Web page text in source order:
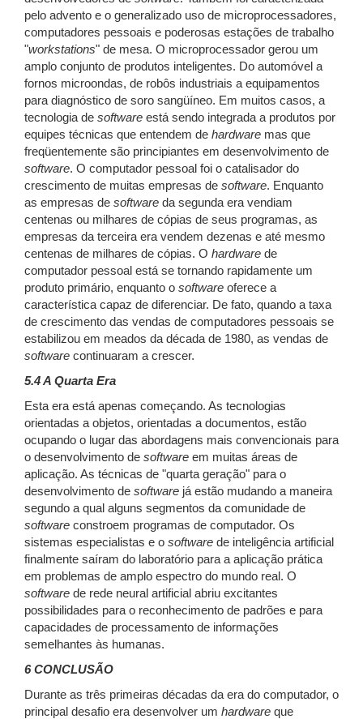
pelo advento e o generalizado uso de microprocessadores,
computadores pessoais e poderosas estações de trabalho
"workstations" de mesa. O microprocessador gerou um
amplo conjunto de produtos inteligentes. Do automóvel a
fornos microondas, de robôs industriais a equipamentos
para diagnóstico de soro sangüíneo. Em muitos casos, a
tecnologia de software está sendo integrada a produtos por
equipes técnicas que entendem de hardware mas que
freqüentemente são principiantes em desenvolvimento de
software. O computador pessoal foi o catalisador do
crescimento de muitas empresas de software. Enquanto
as empresas de software da segunda era vendiam
centenas ou milhares de cópias de seus programas, as
empresas da terceira era vendem dezenas e até mesmo
centenas de milhares de cópias. O hardware de
computador pessoal está se tornando rapidamente um
produto primário, enquanto o software oferece a
característica capaz de diferenciar. De fato, quando a taxa
de crescimento das vendas de computadores pessoais se
estabilizou em meados da década de 1980, as vendas de
software continuaram a crescer.
5.4 A Quarta Era
Esta era está apenas começando. As tecnologias
orientadas a objetos, orientadas a documentos, estão
ocupando o lugar das abordagens mais convencionais para
o desenvolvimento de software em muitas áreas de
aplicação. As técnicas de "quarta geração" para o
desenvolvimento de software já estão mudando a maneira
segundo a qual alguns segmentos da comunidade de
software constroem programas de computador. Os
sistemas especialistas e o software de inteligência artificial
finalmente saíram do laboratório para a aplicação prática
em problemas de amplo espectro do mundo real. O
software de rede neural artificial abriu excitantes
possibilidades para o reconhecimento de padrões e para
capacidades de processamento de informações
semelhantes às humanas.
6 CONCLUSÃO
Durante as três primeiras décadas da era do computador, o
principal desafio era desenvolver um hardware que